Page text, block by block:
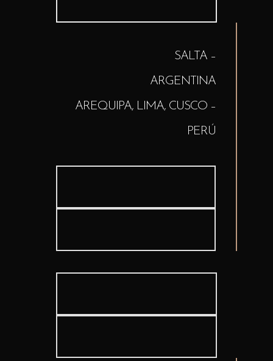
SALTA –
ARGENTINA
AREQUIPA, LIMA, CUSCO –
PERÚ